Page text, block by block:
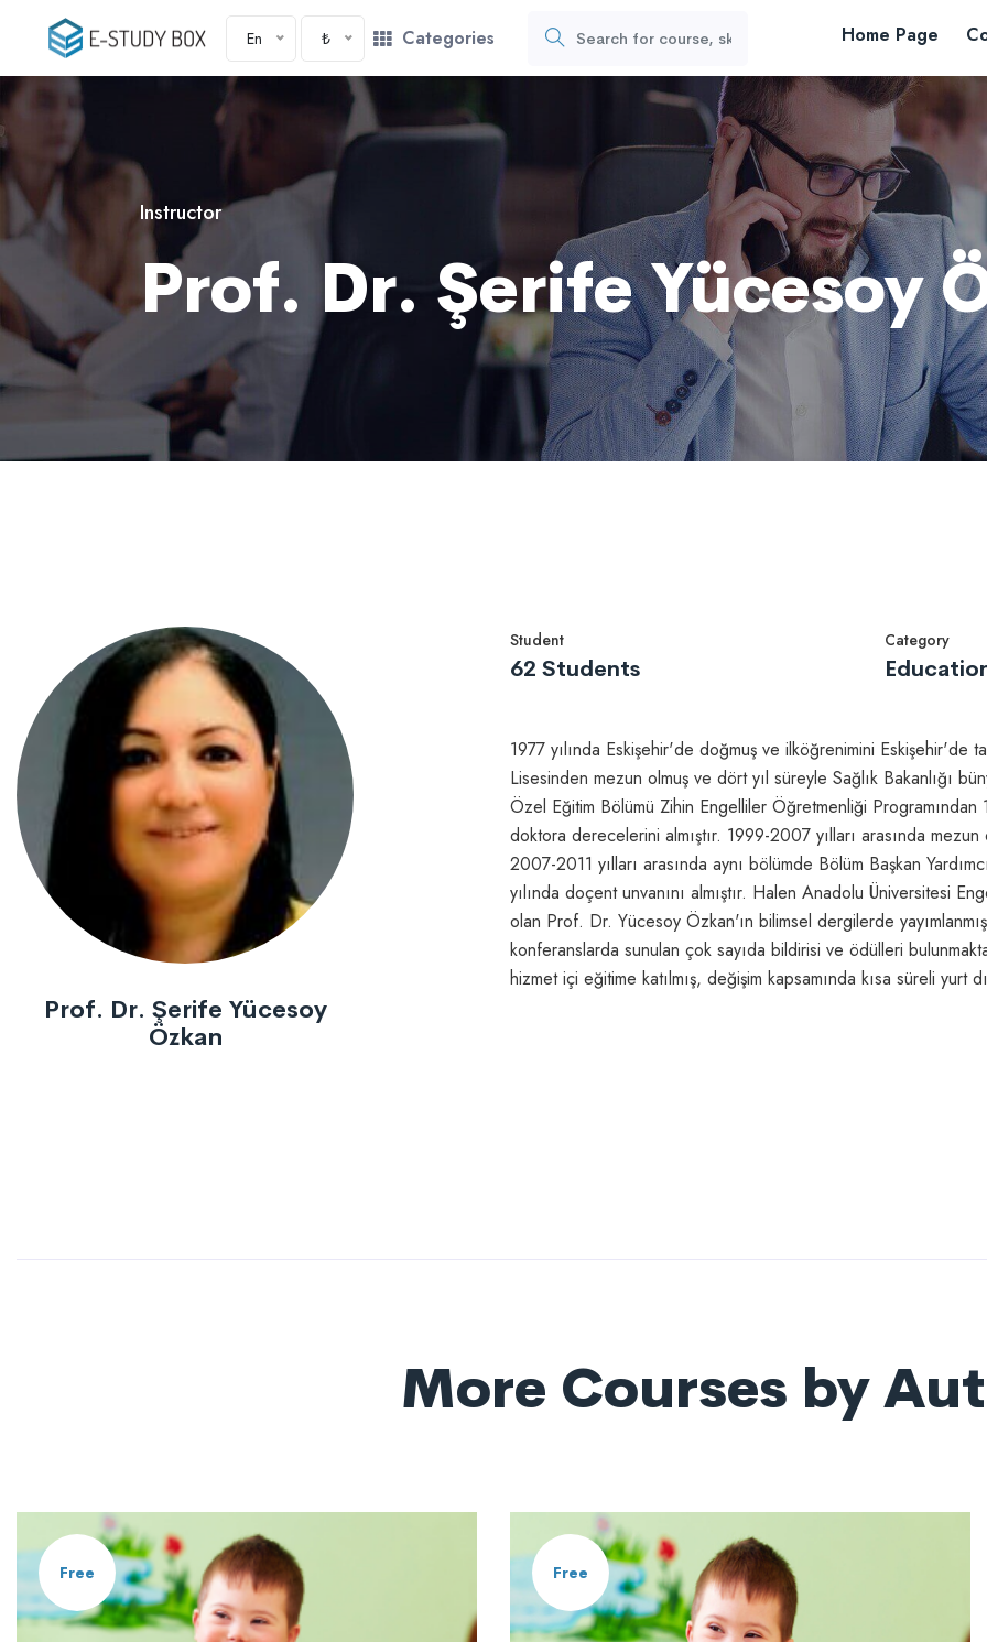
En ₺ Categories Home Page
Instructor
Prof. Dr. Şerife Yücesoy
Prof. Dr. Şerife Yücesoy
Özkan
Student
62 Students
Category
1977 yılında Eskişehir'de doğmuş ve ilköğrenimini Eskişehir'de
Lisesinden mezun olmuş ve dört yıl süreyle Sağlık Bakanlığı
Özel Eğitim Bölümü Zihin Engelliler Öğretmenliği
doktora derecelerini almıştır. 1999-2007 yılları arasında
2007-2011 yılları arasında aynı bölümde Bölüm Başkan
yılında doçent unvanını almıştır. Halen Anadolu Üniversitesi
olan Prof. Dr. Yücesoy Özkan'ın bilimsel dergilerde
konferanslarda sunulan çok sayıda bildirisi ve ödülleri
hizmet içi eğitime katılmış, değişim kapsamında kısa süreli
More Courses by
Free Free